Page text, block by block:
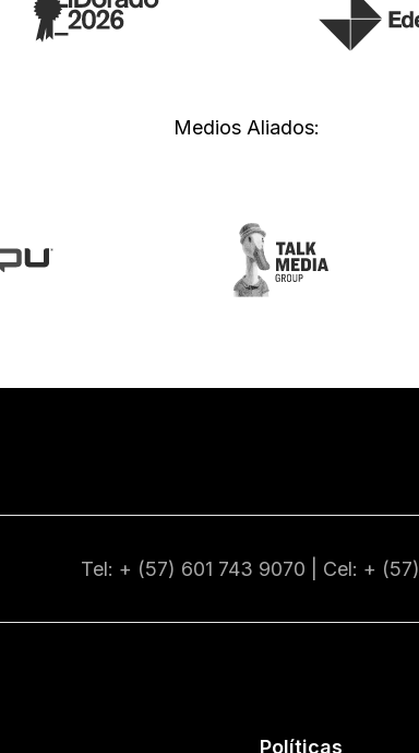
Medios Aliados:
Tel: + (57) 601 743 9070 | Cel: + (57)
Políticas